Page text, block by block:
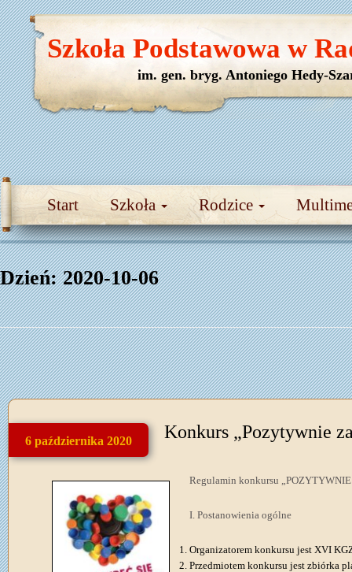
Start Szkoła Rodzice
Szkoła Podstawowa w
im. gen. bryg. Antoniego Hedy-
Dzień:2020-10-06
6 października 2020 Konkurs „Pozytywnie
Regulamin konkursu
I. Postanowienia ogólne
Organizatorem konkursu jest XVI
Przedmiotem konkursu jest zbiórka